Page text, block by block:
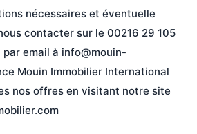
nécessaires et éventuelle
contacter sur le 00216 29 105
email à info@mouin-
Mouin Immobilier International
nos offres en visitant notre site